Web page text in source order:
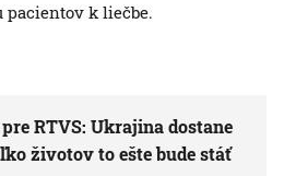
pacientov k liečbe.
RTVS: Ukrajina dostane
životov to ešte bude stáť